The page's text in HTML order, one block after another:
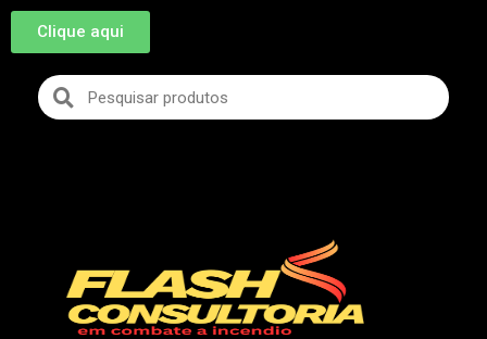
Clique aqui